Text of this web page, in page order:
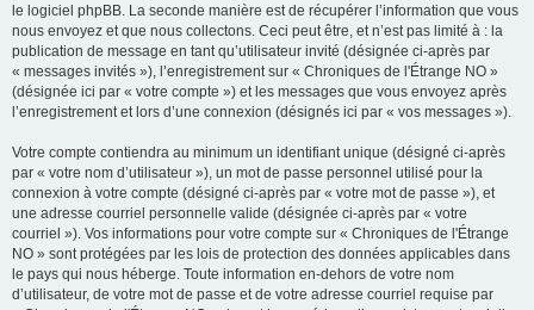
le logiciel phpBB. La seconde manière est de récupérer l’information que vous
nous envoyez et que nous collectons. Ceci peut être, et n’est pas limité à : la
publication de message en tant qu’utilisateur invité (désignée ci-après par
« messages invités »), l’enregistrement sur « Chroniques de l'Étrange NO »
(désignée ici par « votre compte ») et les messages que vous envoyez après
l’enregistrement et lors d’une connexion (désignés ici par « vos messages »).
Votre compte contiendra au minimum un identifiant unique (désigné ci-après
par « votre nom d’utilisateur »), un mot de passe personnel utilisé pour la
connexion à votre compte (désigné ci-après par « votre mot de passe »), et
une adresse courriel personnelle valide (désignée ci-après par « votre
courriel »). Vos informations pour votre compte sur « Chroniques de l'Étrange
NO » sont protégées par les lois de protection des données applicables dans
le pays qui nous héberge. Toute information en-dehors de votre nom
d’utilisateur, de votre mot de passe et de votre adresse courriel requise par